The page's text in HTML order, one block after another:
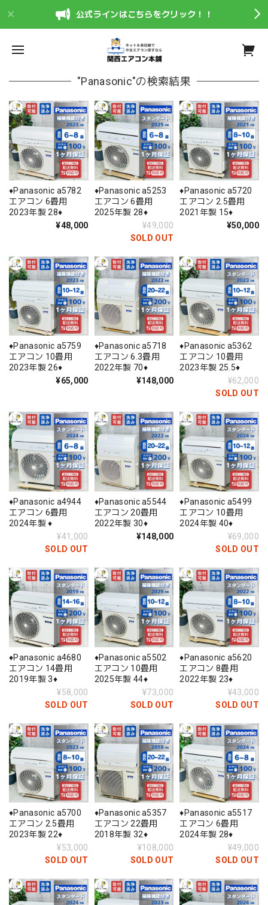
公式ラインはこちらをクリック！！
"Panasonic"の検索結果
♦️Panasonic a5782
エアコン 6畳用
2023年製 28♦️
¥48,000
♦️Panasonic a5253
エアコン 6畳用
2025年製 28♦️
¥49,000
SOLD OUT
♦️Panasonic a5720
エアコン 2.5畳用
2021年製 15♦️
¥50,000
♦️Panasonic a5759
エアコン 10畳用
2023年製 26♦️
¥65,000
♦️Panasonic a5718
エアコン 6.3畳用
2022年製 70♦️
¥148,000
♦️Panasonic a5362
エアコン 10畳用
2023年製 25.5♦️
¥62,000
SOLD OUT
♦️Panasonic a4944
エアコン 6畳用
2024年製 ♦️
¥41,000
SOLD OUT
♦️Panasonic a5544
エアコン 20畳用
2022年製 30♦️
¥148,000
♦️Panasonic a5499
エアコン 10畳用
2024年製 40♦️
¥69,000
SOLD OUT
♦️Panasonic a4680
エアコン 14畳用
2019年製 3♦️
¥58,000
SOLD OUT
♦️Panasonic a5502
エアコン 10畳用
2025年製 44♦️
¥73,000
SOLD OUT
♦️Panasonic a5620
エアコン 8畳用
2022年製 23♦️
¥43,000
SOLD OUT
♦️Panasonic a5700
エアコン 2.5畳用
2023年製 22♦️
¥53,000
SOLD OUT
♦️Panasonic a5357
エアコン 22畳用
2018年製 32♦️
¥108,000
SOLD OUT
♦️Panasonic a5517
エアコン 6畳用
2024年製 28♦️
¥49,000
SOLD OUT